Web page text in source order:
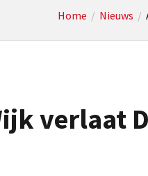
Home / Nieuws /
verlaat